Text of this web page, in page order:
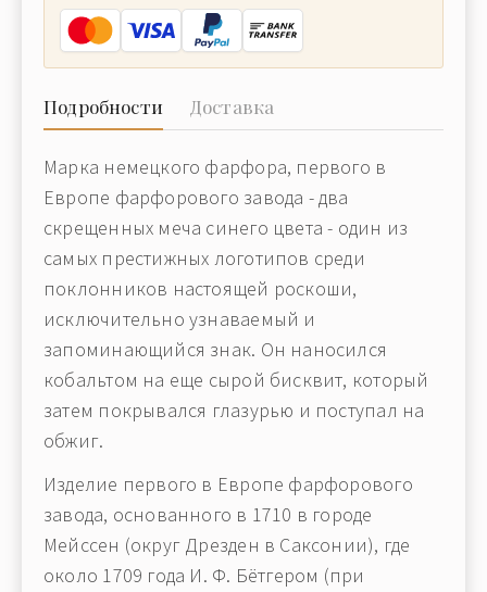
Подробности Доставка
Марка немецкого фарфора, первого в
Европе фарфорового завода - два
скрещенных меча синего цвета - один из
самых престижных логотипов среди
поклонников настоящей роскоши,
исключительно узнаваемый и
запоминающийся знак. Он наносился
кобальтом на еще сырой бисквит, который
затем покрывался глазурью и поступал на
обжиг.
Изделие первого в Европе фарфорового
завода, основанного в 1710 в городе
Мейcсен (округ Дрезден в Саксонии), где
около 1709 года И. Ф. Бётгером (при